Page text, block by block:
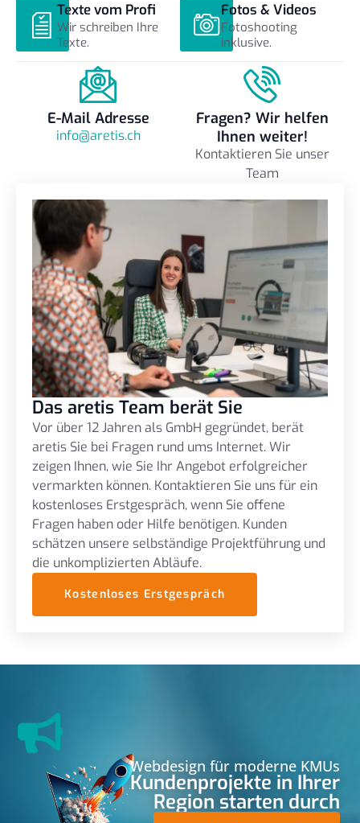
Texte vom Profi
Wir schreiben Ihre
Texte.
Fotos & Videos
Fotoshooting
inklusive.
E-Mail Adresse
info@aretis.ch
Fragen? Wir helfen
Ihnen weiter!
Kontaktieren Sie unser
Team
Das aretis Team berät Sie
Vor über 12 Jahren als GmbH gegründet, berät
aretis Sie bei Fragen rund ums Internet. Wir
zeigen Ihnen, wie Sie Ihr Angebot erfolgreicher
vermarkten können. Kontaktieren Sie uns für ein
kostenloses Erstgespräch, wenn Sie offene
Fragen haben oder Hilfe benötigen. Kunden
schätzen unsere selbständige Projektführung und
die unkomplizierten Abläufe.
Kostenloses Erstgespräch
Webdesign für moderne KMUs
Kundenprojekte in Ihrer
Region starten durch